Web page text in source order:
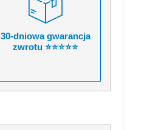
30-dniowa gwarancja
zwrotu ⭐⭐⭐⭐⭐